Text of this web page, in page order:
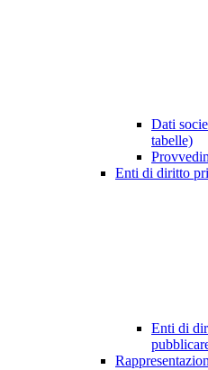
Dati
tabelle)
Enti di diritto
Enti di